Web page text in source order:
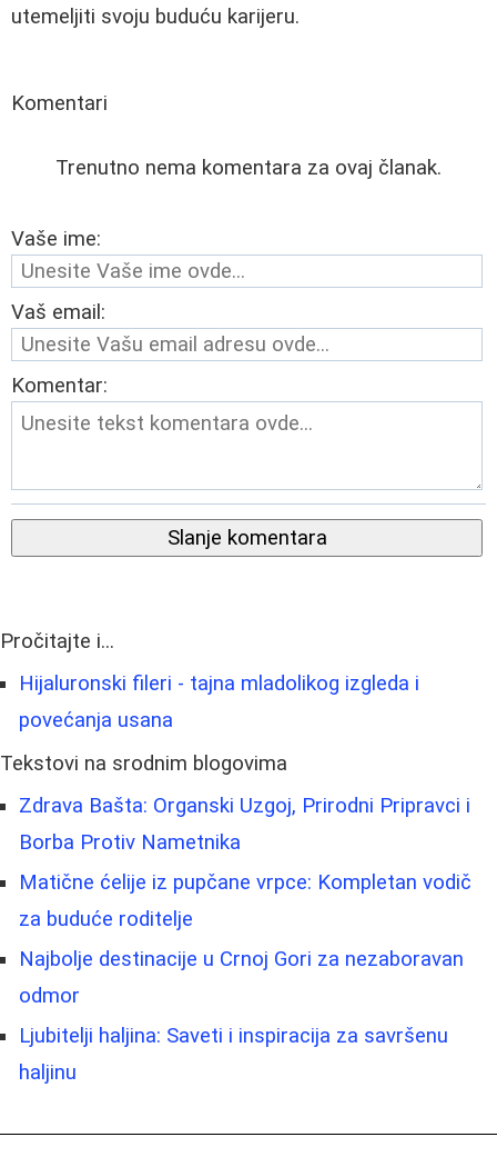
utemeljiti svoju buduću karijeru.
Komentari
Trenutno nema komentara za ovaj članak.
Vaše ime:
Vaš email:
Komentar:
Slanje komentara
Pročitajte i...
Hijaluronski fileri - tajna mladolikog izgleda i
povećanja usana
Tekstovi na srodnim blogovima
Zdrava Bašta: Organski Uzgoj, Prirodni Pripravci i
Borba Protiv Nametnika
Matične ćelije iz pupčane vrpce: Kompletan vodič
za buduće roditelje
Najbolje destinacije u Crnoj Gori za nezaboravan
odmor
Ljubitelji haljina: Saveti i inspiracija za savršenu
haljinu